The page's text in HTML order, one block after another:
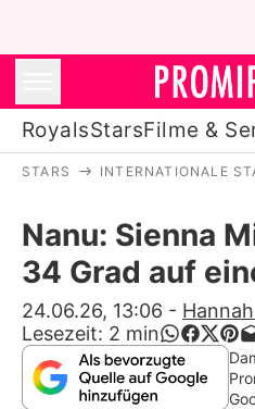
RoyalsStarsFilme &
Filme &
Familie
STARS INTERNATIONALE
Nanu: Sienna
34 Grad auf
24.06.26, 13:06 -
Lesezeit: 2 min